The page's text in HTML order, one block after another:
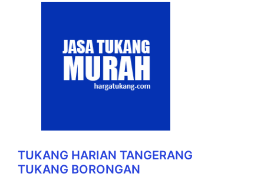
TUKANG HARIAN TANGERANG
TUKANG BORONGAN